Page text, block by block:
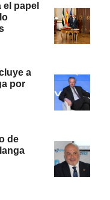
papel
a
por
de